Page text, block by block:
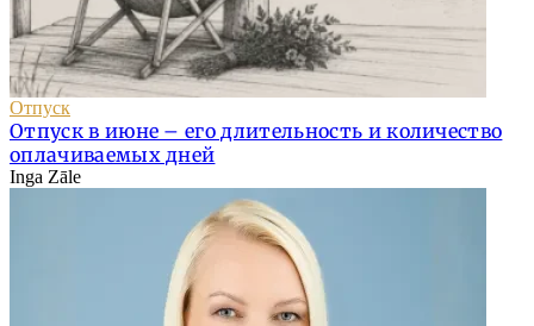
Отпуск
Отпуск в июне – его длительность и количество
оплачиваемых дней
Inga Zāle